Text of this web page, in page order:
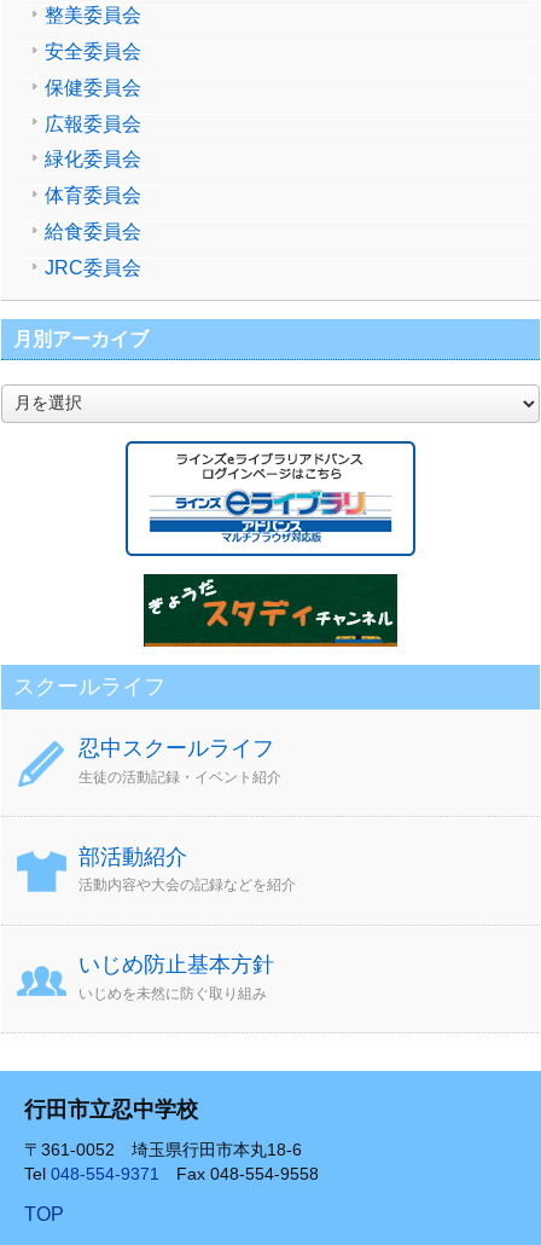
整美委員会
安全委員会
保健委員会
広報委員会
緑化委員会
体育委員会
給食委員会
JRC委員会
月別アーカイブ
月
別
スクールライフ
忍中スクールライフ
生徒の活動記録・イベント紹介
部活動紹介
活動内容や大会の記録などを紹介
いじめ防止基本方針
いじめを未然に防ぐ取り組み
行田市立忍中学校
〒361-0052 埼玉県行田市本丸18-6
Tel 048-554-9371 Fax 048-554-9558
TOP